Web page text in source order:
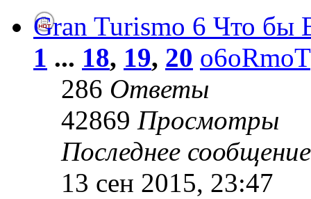
Gran Turismo 6 Что бы
1 ... 18, 19, 20 o6oRmoT
286 Ответы
42869 Просмотры
Последнее
13 сен 2015, 23:47